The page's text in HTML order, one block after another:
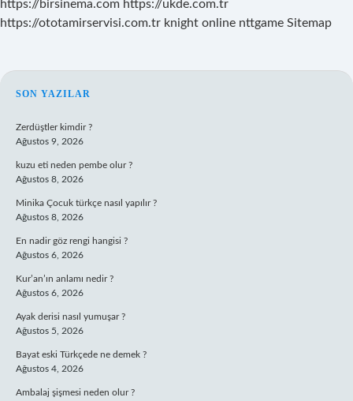
https://birsinema.com https://ukde.com.tr
https://ototamirservisi.com.tr knight online nttgame Sitemap
SIDEBAR
SON YAZILAR
Zerdüştler kimdir ?
Ağustos 9, 2026
kuzu eti neden pembe olur ?
Ağustos 8, 2026
Minika Çocuk türkçe nasıl yapılır ?
Ağustos 8, 2026
En nadir göz rengi hangisi ?
Ağustos 6, 2026
Kur’an’ın anlamı nedir ?
Ağustos 6, 2026
Ayak derisi nasıl yumuşar ?
Ağustos 5, 2026
Bayat eski Türkçede ne demek ?
Ağustos 4, 2026
Ambalaj şişmesi neden olur ?